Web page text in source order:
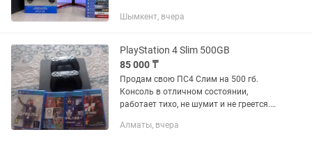
исправна, не вскрывалась — заводская
Шымкент, вчера
PlayStation 4 Slim 500GB
85 000 ₸
Продам свою ПС4 Слим на 500 гб.
Консоль в отличном состоянии,
работает тихо, не шумит и не греется.
комплекте отдаю сразу 2 геймпада
Алматы, вчера